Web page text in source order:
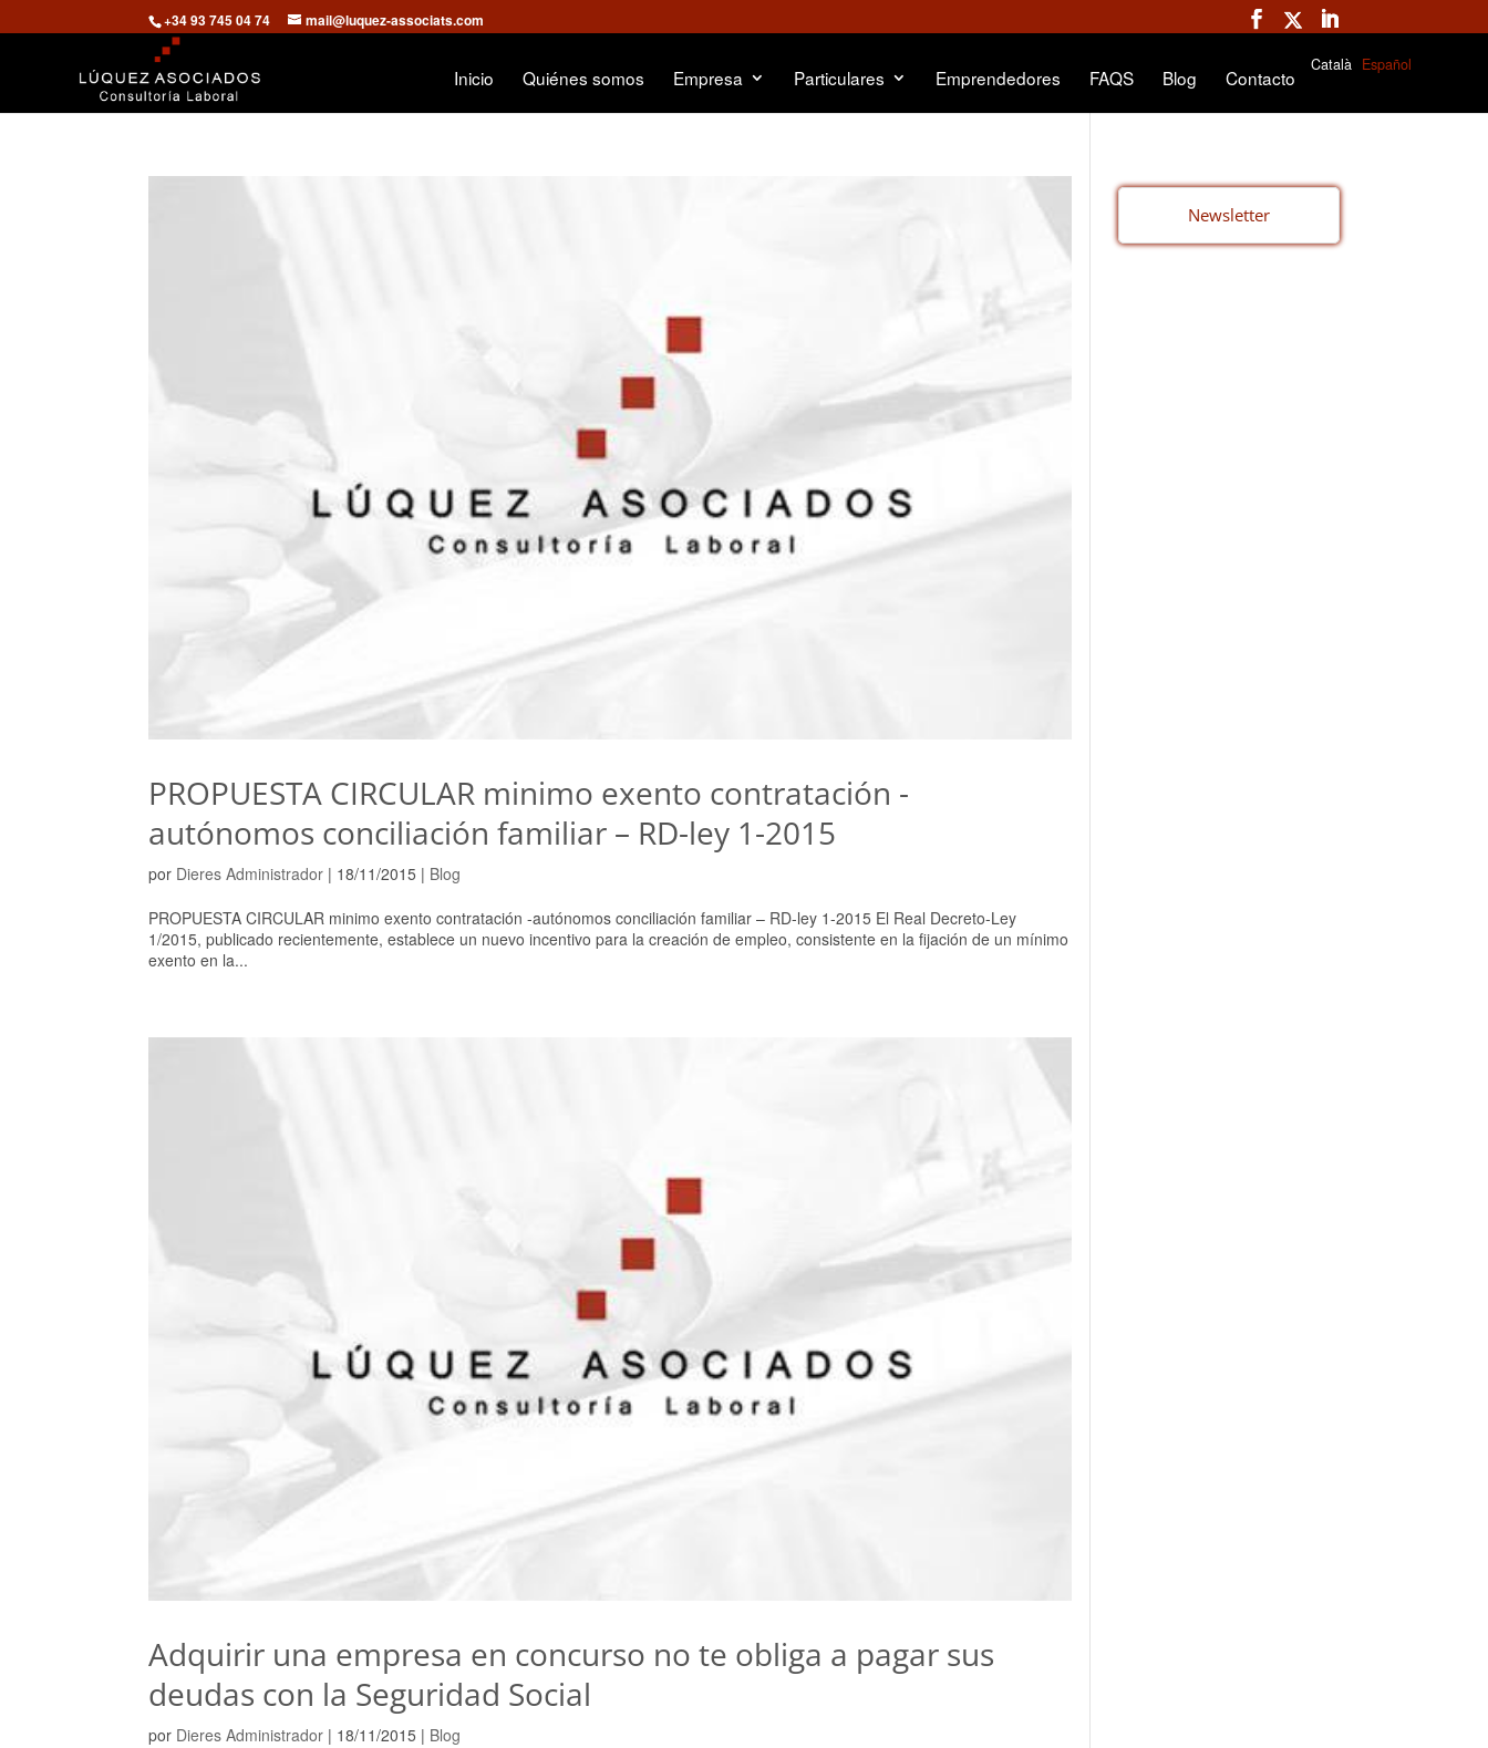
+34 93 745 04 74 mail@luquez-associats.com
Inicio Quiénes somos Empresa Particulares Emprendedores FAQS Blog Contacto
Català Español
PROPUESTA CIRCULAR minimo exento contratación -
autónomos conciliación familiar – RD-ley 1-2015
por Dieres Administrador | 18/11/2015 | Blog
PROPUESTA CIRCULAR minimo exento contratación -autónomos conciliación familiar – RD-ley 1-2015 El Real Decreto-Ley
1/2015, publicado recientemente, establece un nuevo incentivo para la creación de empleo, consistente en la fijación de un mínimo
exento en la...
Adquirir una empresa en concurso no te obliga a pagar sus
deudas con la Seguridad Social
por Dieres Administrador | 18/11/2015 | Blog
Newsletter